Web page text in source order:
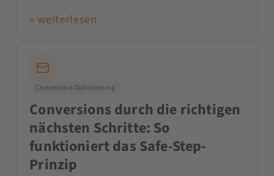
» weiterlesen
Conversion Optimierung
Conversions durch die richtigen
nächsten Schritte: So
funktioniert das Safe-Step-
Prinzip